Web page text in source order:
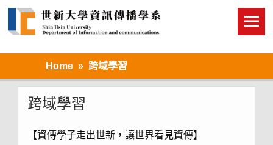
Home 跨域學習
跨域學習
【資傳學子走出世新，讓世界看見資傳】